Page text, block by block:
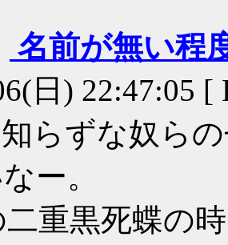
名前が無い程
日) 22:47:05 [
らずな奴ら
ー。
二重黒死蝶の